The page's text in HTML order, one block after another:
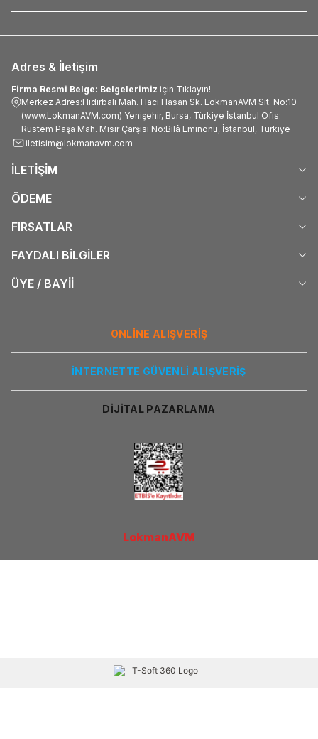
Adres & İletişim
Firma Resmi Belge: Belgelerimiz için Tıklayın!
Merkez Adres:Hıdırbali Mah. Hacı Hasan Sk. LokmanAVM Sit. No:10
(www.LokmanAVM.com) Yenişehir, Bursa, Türkiye İstanbul Ofis:
Rüstem Paşa Mah. Mısır Çarşısı No:Bilâ Eminönü, İstanbul, Türkiye
iletisim@lokmanavm.com
İLETİŞİM
ÖDEME
FIRSATLAR
FAYDALI BİLGİLER
ÜYE / BAYİİ
ONLİNE ALIŞVERİŞ
İNTERNETTE GÜVENLİ ALIŞVERİŞ
DİJİTAL PAZARLAMA
LokmanAVM